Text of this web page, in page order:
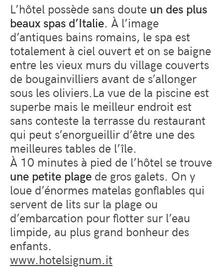
L’hôtel possède sans doute un des plus
beaux spas d’Italie. À l’image
d’antiques bains romains, le spa est
totalement à ciel ouvert et on se baigne
entre les vieux murs du village couverts
de bougainvilliers avant de s’allonger
sous les oliviers.La vue de la piscine est
superbe mais le meilleur endroit est
sans conteste la terrasse du restaurant
qui peut s’enorgueillir d’être une des
meilleures tables de l’île.
À 10 minutes à pied de l’hôtel se trouve
une petite plage de gros galets. On y
loue d’énormes matelas gonflables qui
servent de lits sur la plage ou
d’embarcation pour flotter sur l’eau
limpide, au plus grand bonheur des
enfants.
www.hotelsignum.it